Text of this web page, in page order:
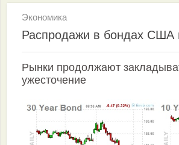
Экономика
Распродажи в бондах США
Рынки продолжают
ужесточение